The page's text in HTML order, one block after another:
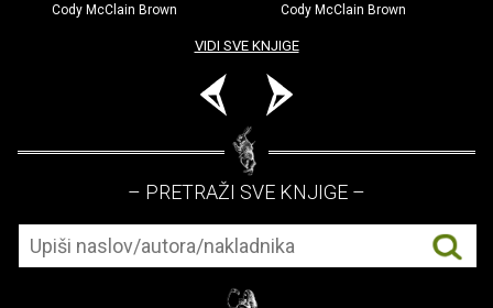
Cody McClain Brown Cody McClain Brown
VIDI SVE KNJIGE
– PRETRAŽI SVE KNJIGE –